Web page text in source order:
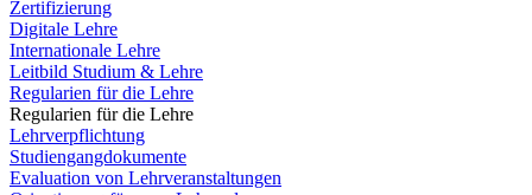
Zertifizierung
Digitale Lehre
Internationale Lehre
Leitbild Studium & Lehre
Regularien für die Lehre
Regularien für die Lehre
Lehrverpflichtung
Studiengangdokumente
Evaluation von Lehrveranstaltungen